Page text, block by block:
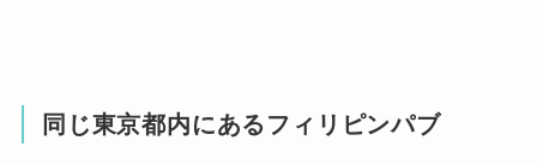
同じ東京都内にあるフィリピンパブ